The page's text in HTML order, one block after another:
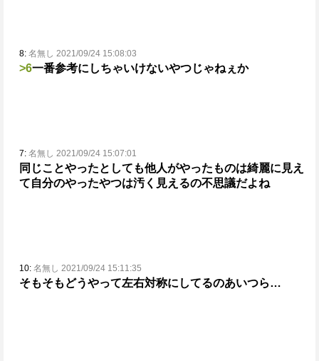
8: 名無し 2021/09/24 15:08:03
>6一番参考にしちゃいけないやつじゃねぇか
7: 名無し 2021/09/24 15:07:01
同じことやったとしても他人がやったものは綺麗に見え
て自分のやったやつは汚く見えるの不思議だよね
10: 名無し 2021/09/24 15:11:35
そもそもどうやって左右対称にしてるのあいつら…